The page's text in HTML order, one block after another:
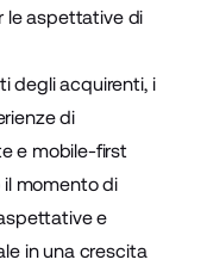
le aspettative di
degli acquirenti, i
di
e mobile-first
il momento di
e
in una crescita